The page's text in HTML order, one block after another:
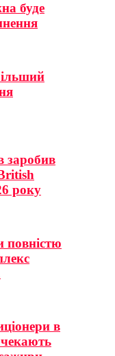
буде
заробив
року
повністю
в